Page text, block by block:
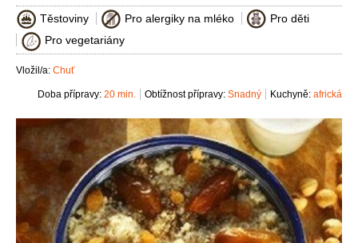
Těstoviny Pro alergiky na mléko
Pro děti
Pro vegetariány
Vložil/a: Chuť
Kuchyně: africká
Obtížnost přípravy: Snadný
Doba přípravy: 20 min.